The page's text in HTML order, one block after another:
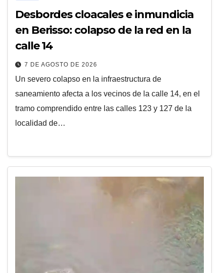
Desbordes cloacales e inmundicia
en Berisso: colapso de la red en la
calle 14
7 DE AGOSTO DE 2026
Un severo colapso en la infraestructura de
saneamiento afecta a los vecinos de la calle 14, en el
tramo comprendido entre las calles 123 y 127 de la
localidad de…